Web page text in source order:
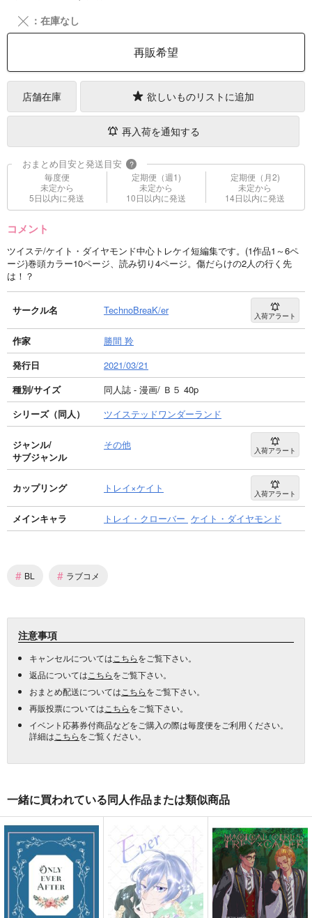
╳ ：在庫なし
再販希望
店舗在庫 欲しいものリストに追加
再入荷を通知する
おまとめ目安と発送目安 ?
毎度便
未定から
5日以内に発送
定期便（週1)
未定から
10日以内に発送
定期便（月2)
未定から
14日以内に発送
コメント
ツイステ/ケイト・ダイヤモンド中心トレケイ短編集です。(1作品1～6ペ
ージ)巻頭カラー10ページ、読み切り4ページ。傷だらけの2人の行く先
は！？
サークル名 TechnoBreaK/er 入荷アラート
作家
勝間 羚
発行日
2021/03/21
種別/サイズ
同人誌 - 漫画/ Ｂ５ 40p
シリーズ（同人）
ツイステッドワンダーランド
ジャンル/
サブジャンル
その他 入荷アラート
カップリング トレイ×ケイト 入荷アラート
メインキャラ トレイ・クローバー ケイト・ダイヤモンド
# BL # ラブコメ
注意事項
キャンセルについては こちらをご覧下さい。
返品については こちらをご覧下さい。
おまとめ配送については こちらをご覧下さい。
再販投票については こちらをご覧下さい。
イベント応募券付商品などをご購入の際は毎度便をご利用ください。
詳細は こちらをご覧ください。
一緒に買われている同人作品または類似商品